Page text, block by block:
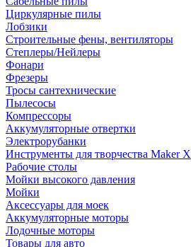
Циркулярные пилы
Лобзики
Строительные фены, вентиляторы
Степлеры/Нейлеры
Фонари
Фрезеры
Тросы сантехнические
Пылесосы
Компрессоры
Аккумуляторные отвертки
Электрорубанки
Инструменты для творчества Maker X
Рабочие столы
Мойки высокого давления
Мойки
Аксессуары для моек
Аккумуляторные моторы
Лодочные моторы
Товары для авто